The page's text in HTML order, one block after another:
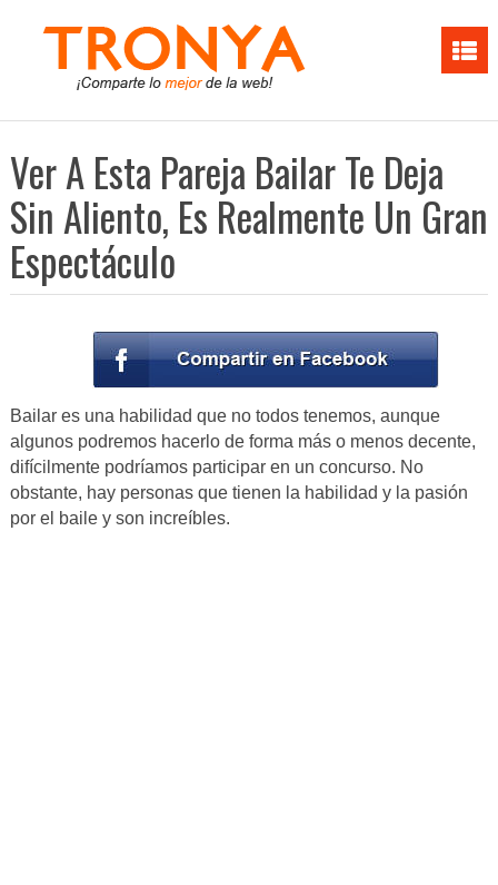
Ver A Esta Pareja Bailar Te Deja
Sin Aliento, Es Realmente Un Gran
Espectáculo
Bailar es una habilidad que no todos tenemos, aunque
algunos podremos hacerlo de forma más o menos decente,
difícilmente podríamos participar en un concurso. No
obstante, hay personas que tienen la habilidad y la pasión
por el baile y son increíbles.